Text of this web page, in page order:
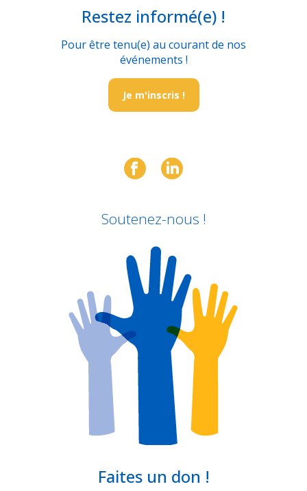
Restez informé(e) !
Pour être tenu(e) au courant de nos
événements !
Je m'inscris !
Soutenez-nous !
Faites un don !